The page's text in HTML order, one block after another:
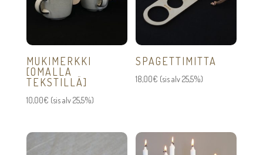
MUKIMERKKI
[OMALLA
TEKSTILLÄ]
10,00€ (sis alv 25,5%)
SPAGETTIMITTA
18,00€ (sis alv 25,5%)